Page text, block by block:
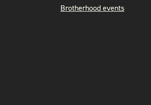
Brotherhood events